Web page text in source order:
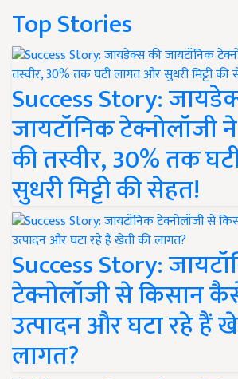
Top Stories
Success Story:
जायटॉनिक टेक्नोलॉजी
की तस्वीर, 30% तक
सुधरी मिट्टी की सेहत!
Success Story:
टेक्नोलॉजी से किसान
उत्पादन और घटा रहे हैं
लागत?